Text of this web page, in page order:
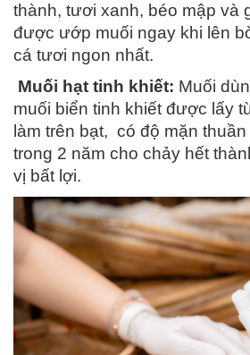
thành, tươi xanh, béo mập và
được ướp muối ngay khi lên
cá tươi ngon nhất.
Muối hạt tinh khiết: Muối
muối biển tinh khiết được lấy
làm trên bạt, có độ mặn
trong 2 năm cho chảy hết
vị bất lợi.